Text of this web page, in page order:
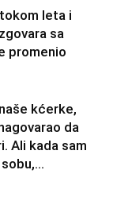
leta i
sa
promenio
kćerke,
da
Ali kada sam